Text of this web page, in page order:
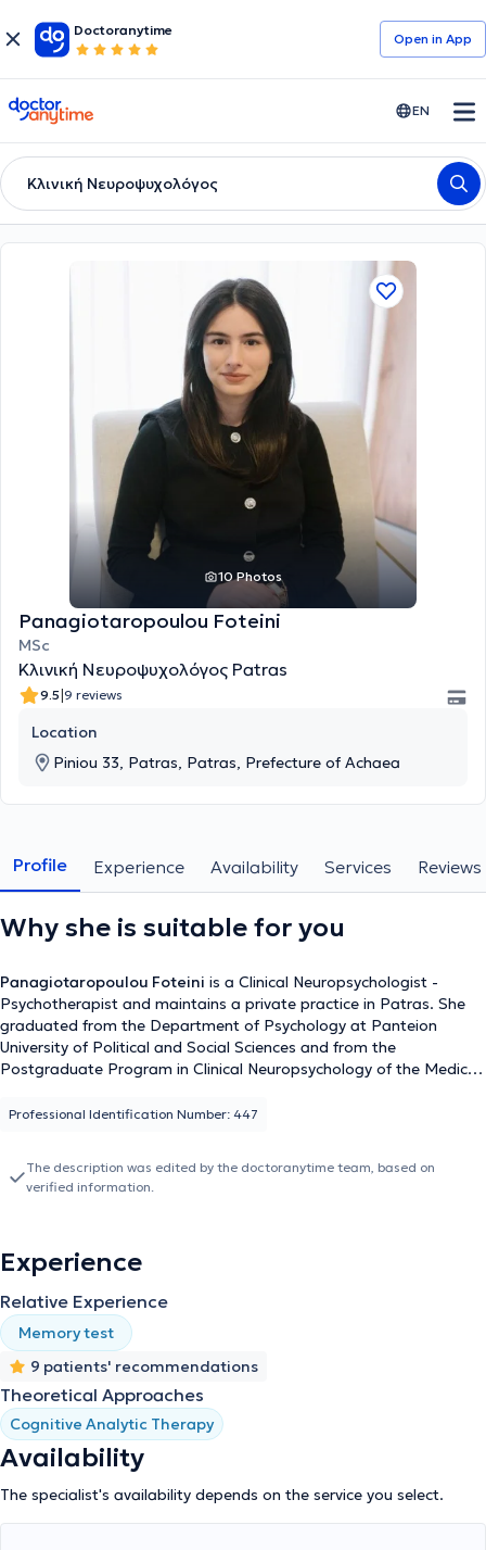
Doctoranytime
Open in Αpp
doctoranytime EN
Κλινική Νευροψυχολόγος
10 Photos
Panagiotaropoulou Foteini
MSc
Κλινική Νευροψυχολόγος Patras
9.5|9 reviews
Location
Piniou 33, Patras, Patras, Prefecture of Achaea
Profile Experience Availability Services Reviews
Why she is suitable for you
Panagiotaropoulou Foteini is a Clinical Neuropsychologist -
Psychotherapist and maintains a private practice in Patras. She
graduated from the Department of Psychology at Panteion
University of Political and Social Sciences and from the
Postgraduate Program in Clinical Neuropsychology of the Medical
McGILL University through the Montreal Neurological Institute
Professional Identification Number: 447
The description was edited by the doctoranytime team, based on
verified information.
Experience
Relative Experience
Memory test
9 patients' recommendations
Theoretical Approaches
Cognitive Analytic Therapy
Availability
The specialist's availability depends on the service you select.